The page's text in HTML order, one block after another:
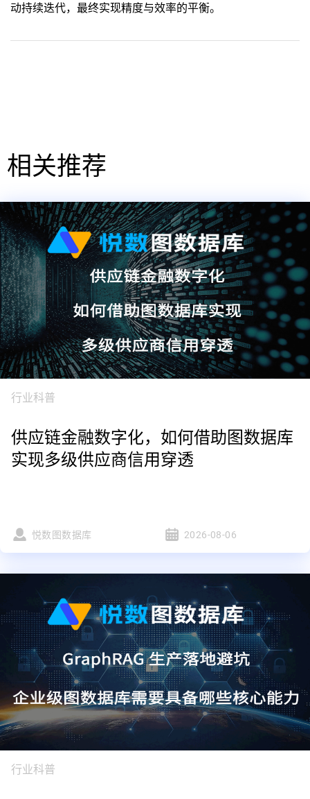
动持续迭代，最终实现精度与效率的平衡。
相关推荐
行业科普
供应链金融数字化，如何借助图数据库
实现多级供应商信用穿透
悦数图数据库 2026-08-06
行业科普